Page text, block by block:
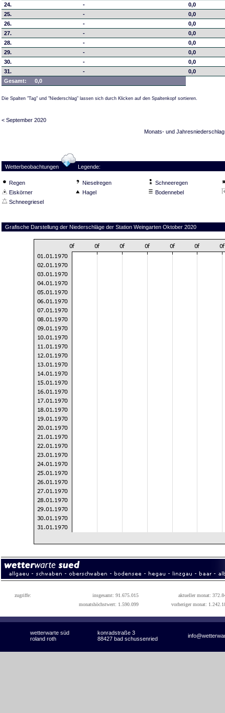
24.
-
0,0
25.
-
0,0
26.
-
0,0
27.
-
0,0
28.
-
0,0
29.
-
0,0
30.
-
0,0
31.
-
0,0
Gesamt:
0,0
Die Spalten "Tag" und "Niederschlag" lassen sich durch Klicken auf den Spaltenkopf sortieren.
< September 2020
Monats- und Jahresniederschlag
Wetterbeobachtungen Legende:
Regen Nieselregen
Schneeregen
Eiskörner
Hagel
Bodennebel
Schneegriesel
Grafische Darstellung der Niederschläge der Station Weingarten Oktober 2020
zugriffe: insgesamt: 91.675.015
aktueller monat:
monatshöchstwert: 1.590.099
vorheriger monat:
wetterwarte süd konradstraße 3
roland roth 88427 bad schussenried